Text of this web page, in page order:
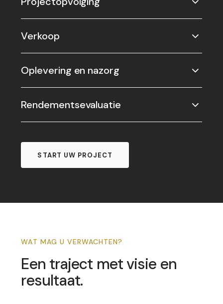
Verkoop
Oplevering en nazorg
Rendementsevaluatie
START UW PROJECT
WAT MAG U VERWACHTEN?
Een traject met visie en
resultaat.